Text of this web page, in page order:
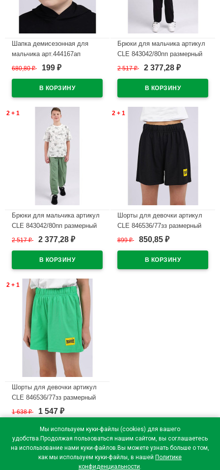
Мы используем куки-файлы (cookies) для вашего
удобства.Продолжая пользоваться нашим сайтом, вы соглашаетесь
на использование нами куки-файлов.Вы можете узнать больше о том,
как мы используем куки-файлы, в нашей Политике
конфиденциальности.
Шапка демисезонная для
мальчика арт.444167ап
(CLEVER) размер 52-54 цвет
680,80₽ 199 ₽
Брюки для мальчика артикул
CLE 843042/80пп размерный
ряд 34/134-42/158 цвет
2 517₽ 2 377,28 ₽
2 + 1
Брюки для мальчика артикул
CLE 843042/80пп размерный
ряд 34/134-42/158 цвет
2 517₽ 2 377,28 ₽
2 + 1
Шорты для девочки артикул
CLE 846536/77зз размерный
ряд 34/134-42/158 цвет
899₽ 850,85 ₽
2 + 1
Шорты для девочки артикул
CLE 846536/77зз размерный
ряд 34/134-42/158 цвет
зеленый
В наличии
1 638₽ 1 547 ₽